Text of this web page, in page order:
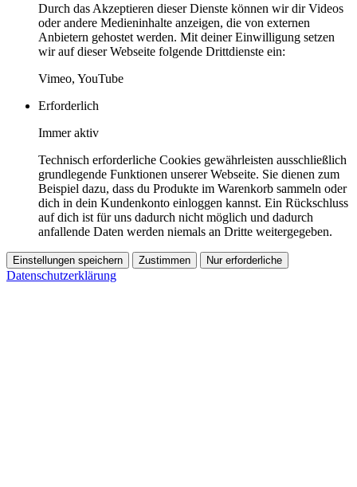
Durch das Akzeptieren dieser Dienste können wir dir Videos
oder andere Medieninhalte anzeigen, die von externen
Anbietern gehostet werden. Mit deiner Einwilligung setzen
wir auf dieser Webseite folgende Drittdienste ein:
Vimeo, YouTube
Erforderlich
Immer aktiv
Technisch erforderliche Cookies gewährleisten ausschließlich
grundlegende Funktionen unserer Webseite. Sie dienen zum
Beispiel dazu, dass du Produkte im Warenkorb sammeln oder
dich in dein Kundenkonto einloggen kannst. Ein Rückschluss
auf dich ist für uns dadurch nicht möglich und dadurch
anfallende Daten werden niemals an Dritte weitergegeben.
Einstellungen speichern Zustimmen Nur erforderliche
Datenschutzerklärung